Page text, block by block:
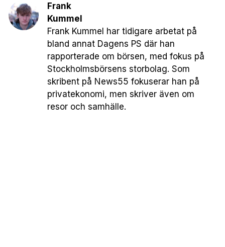
Frank
Kummel
Frank Kummel har tidigare arbetat på
bland annat Dagens PS där han
rapporterade om börsen, med fokus på
Stockholmsbörsens storbolag. Som
skribent på News55 fokuserar han på
privatekonomi, men skriver även om
resor och samhälle.